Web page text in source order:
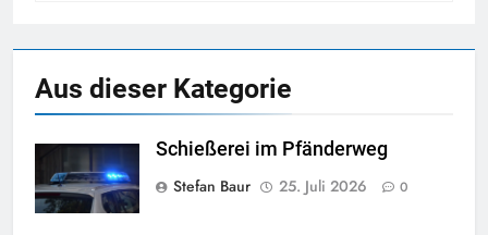
Aus dieser Kategorie
Schießerei im Pfänderweg
Stefan Baur
25. Juli 2026 0